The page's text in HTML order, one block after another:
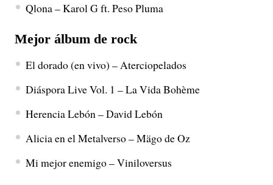
Qlona – Karol G ft. Peso Pluma
Mejor álbum de rock
El dorado (en vivo) – Aterciopelados
Diáspora Live Vol. 1 – La Vida Bohème
Herencia Lebón – David Lebón
Alicia en el Metalverso – Mägo de Oz
Mi mejor enemigo – Viniloversus